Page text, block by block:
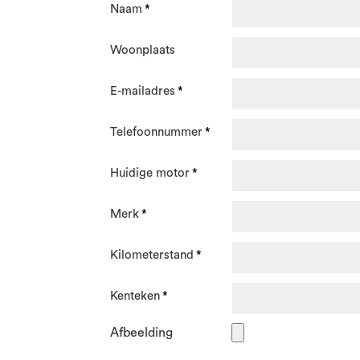
Naam
Woonplaats
E-mailadres
Telefoonnummer
Huidige motor
Merk
Kilometerstand
Kenteken
Afbeelding